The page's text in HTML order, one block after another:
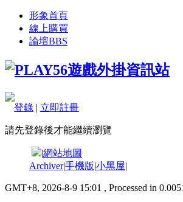
形象首頁
線上購買
論壇BBS
登錄 | 立即註冊
請先登錄後才能繼續瀏覽
|網站地圖
Archiver|手機版|小黑屋|
GMT+8, 2026-8-9 15:01 , Processed in